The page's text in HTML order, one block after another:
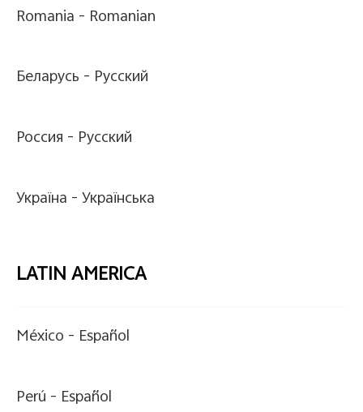
Romania - Romanian
Беларусь - Pусский
Россия - Pусский
Україна -Українська
LATIN AMERICA
México - Español
Perú - Español